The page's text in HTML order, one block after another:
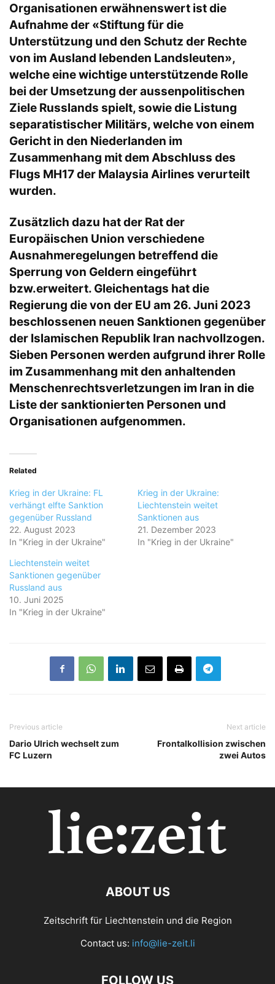
Organisationen erwähnenswert ist die
Aufnahme der «Stiftung für die
Unterstützung und den Schutz der Rechte
von im Ausland lebenden Landsleuten»,
welche eine wichtige unterstützende Rolle
bei der Umsetzung der aussenpolitischen
Ziele Russlands spielt, sowie die Listung
separatistischer Militärs, welche von einem
Gericht in den Niederlanden im
Zusammenhang mit dem Abschluss des
Flugs MH17 der Malaysia Airlines verurteilt
wurden.
Zusätzlich dazu hat der Rat der
Europäischen Union verschiedene
Ausnahmeregelungen betreffend die
Sperrung von Geldern eingeführt
bzw.erweitert. Gleichentags hat die
Regierung die von der EU am 26. Juni 2023
beschlossenen neuen Sanktionen gegenüber
der Islamischen Republik Iran nachvollzogen.
Sieben Personen werden aufgrund ihrer Rolle
im Zusammenhang mit den anhaltenden
Menschenrechtsverletzungen im Iran in die
Liste der sanktionierten Personen und
Organisationen aufgenommen.
Related
Krieg in der Ukraine: FL
verhängt elfte Sanktion
gegenüber Russland
22. August 2023
In "Krieg in der Ukraine"
Krieg in der Ukraine:
Liechtenstein weitet
Sanktionen aus
21. Dezember 2023
In "Krieg in der Ukraine"
Liechtenstein weitet
Sanktionen gegenüber
Russland aus
10. Juni 2025
In "Krieg in der Ukraine"
Previous article
Dario Ulrich wechselt zum
FC Luzern
Next article
Frontalkollision zwischen
zwei Autos
ABOUT US
Zeitschrift für Liechtenstein und die Region
Contact us: info@lie-zeit.li
FOLLOW US